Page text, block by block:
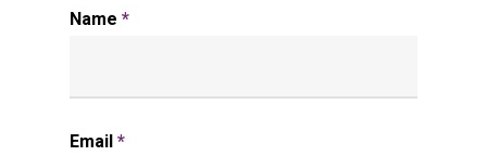
Name *
Email *